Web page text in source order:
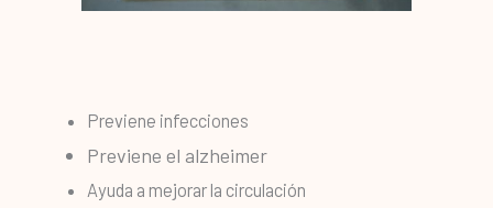
Previene infecciones
Previene el alzheimer
Ayuda a mejorar la circulación